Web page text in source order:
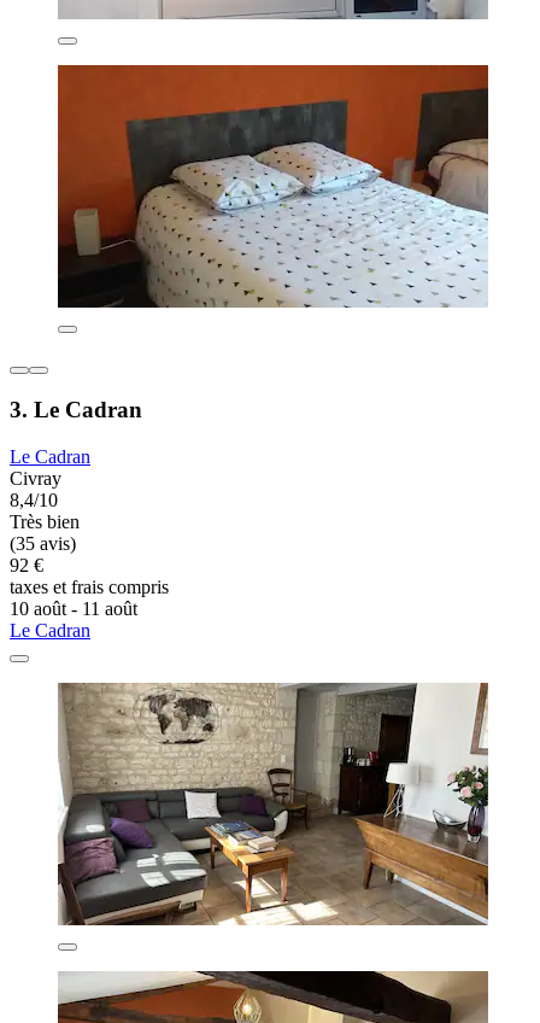
3. Le Cadran
Le Cadran
Civray
8,4/10
Très bien
(35 avis)
92 €
taxes et frais compris
10 août - 11 août
Le Cadran